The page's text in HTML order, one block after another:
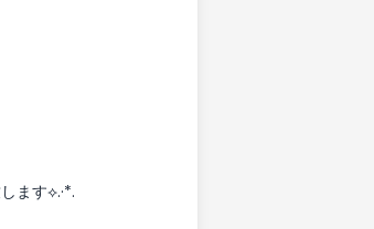
ます⟡.·*.